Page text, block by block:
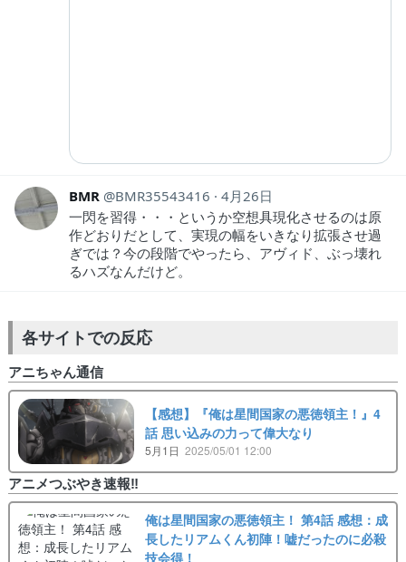
BMR BMR35543416
4月26日
一閃を習得・・・というか空想具現化させるのは原
作どおりだとして、実現の幅をいきなり拡張させ過
ぎでは？今の段階でやったら、アヴィド、ぶっ壊れ
るハズなんだけど。
各サイトでの反応
アニちゃん通信
【感想】『俺は星間国家の悪徳領主！』4
話 思い込みの力って偉大なり
5月1日 2025/05/01 12:00
アニメつぶやき速報‼︎
俺は星間国家の悪徳領主！ 第4話 感想：成
長したリアムくん初陣！嘘だったのに必殺
技会得！